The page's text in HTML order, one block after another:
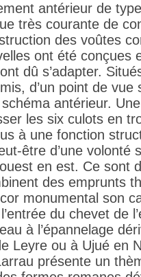
antérieur de
très courante de
des voûtes
ont été conçues
dû s’adapter.
d’un point de
antérieur.
les six culots en
à une fonction
être d’une volonté
en est. Ce sont
des emprunts
monumental son
du chevet de
à l’épannelage
Leyre ou à Ujué en
présente un